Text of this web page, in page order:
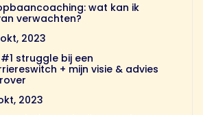
wat kan ik
verwachten?
2023
#1 struggle bij een
+ mijn visie & advies
2023